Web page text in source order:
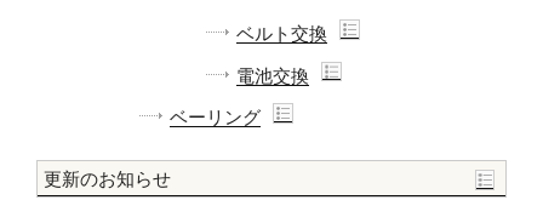
ベルト交換
電池交換
ベーリング
更新のお知らせ